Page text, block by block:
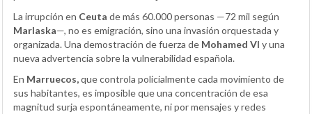
La irrupción en Ceuta de más 60.000 personas —72 mil según
Marlaska—, no es emigración, sino una invasión orquestada y
organizada. Una demostración de fuerza de Mohamed VI y una
nueva advertencia sobre la vulnerabilidad española.
En Marruecos,que controla policialmente cada movimiento de
sus habitantes, es imposible que una concentración de esa
magnitud surja espontáneamente, ni por mensajes y redes